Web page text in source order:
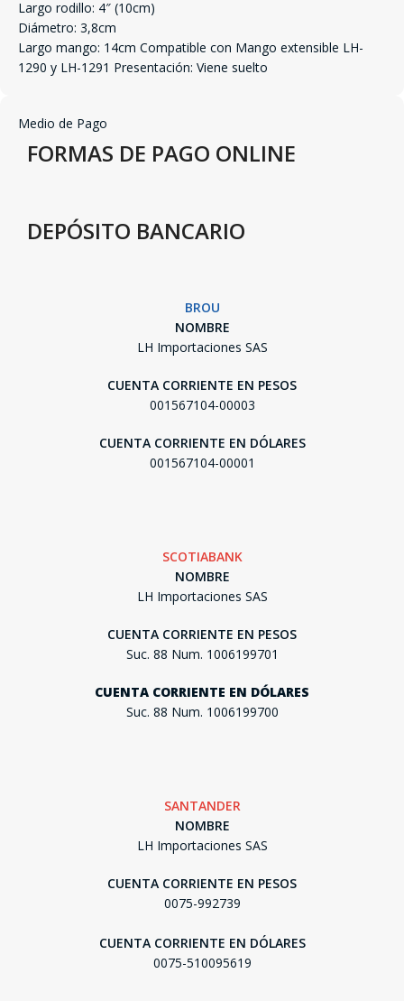
Largo rodillo: 4″ (10cm)
Diámetro: 3,8cm
Largo mango: 14cm Compatible con Mango extensible LH-
1290 y LH-1291 Presentación: Viene suelto
Medio de Pago
FORMAS DE PAGO ONLINE
DEPÓSITO BANCARIO
BROU
NOMBRE
LH Importaciones SAS
CUENTA CORRIENTE EN PESOS
001567104-00003
CUENTA CORRIENTE EN DÓLARES
001567104-00001
SCOTIABANK
NOMBRE
LH Importaciones SAS
CUENTA CORRIENTE EN PESOS
Suc. 88 Num. 1006199701
CUENTA CORRIENTE EN DÓLARES
Suc. 88 Num. 1006199700
SANTANDER
NOMBRE
LH Importaciones SAS
CUENTA CORRIENTE EN PESOS
0075-992739
CUENTA CORRIENTE EN DÓLARES
0075-510095619